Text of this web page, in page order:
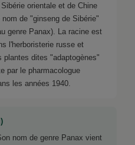
orientale et de Chine
de "ginseng de Sibérie"
genre Panax). La racine est
l'herboristerie russe et
dites "adaptogènes"
par le pharmacologue
les années 1940.
nom de genre Panax vient